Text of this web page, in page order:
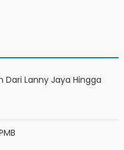
Dari Lanny Jaya Hingga